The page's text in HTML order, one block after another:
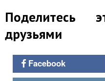
Поделитесь
друзьями
Facebook